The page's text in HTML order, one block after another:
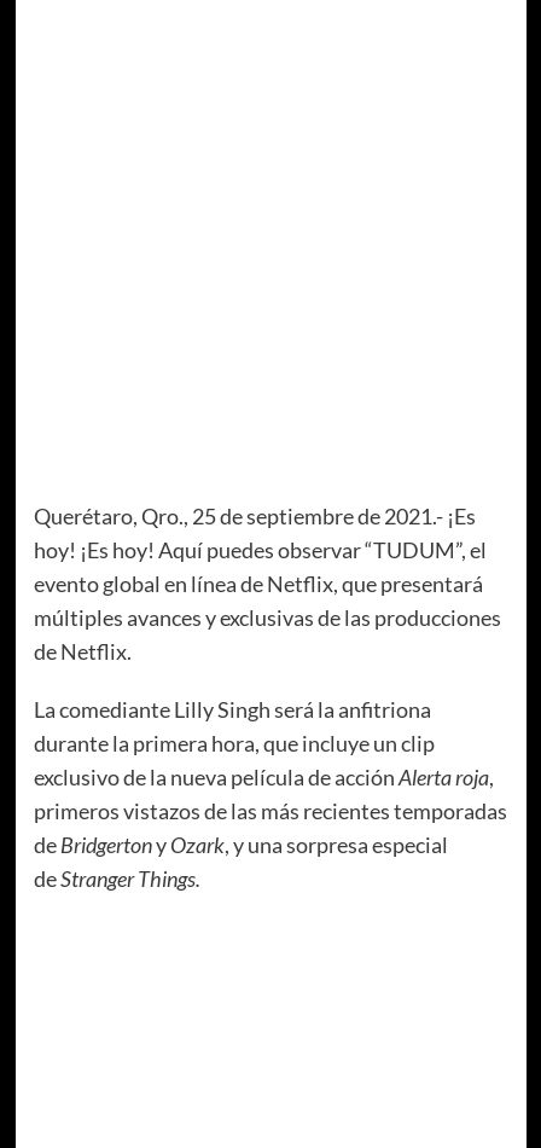
Querétaro, Qro., 25 de septiembre de 2021.- ¡Es
hoy! ¡Es hoy! Aquí puedes observar “TUDUM”, el
evento global en línea de Netflix, que presentará
múltiples avances y exclusivas de las producciones
de Netflix.
La comediante Lilly Singh será la anfitriona
durante la primera hora, que incluye un clip
exclusivo de la nueva película de acciónAlerta roja,
primeros vistazos de las más recientes temporadas
deBridgertonyOzark, y una sorpresa especial
deStranger Things.